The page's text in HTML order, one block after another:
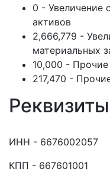
0 - Увеличение
активов
2,666,779 -
материальных
10,000 -
217,470 -
Реквизиты
ИНН - 6676002057
КПП - 667601001